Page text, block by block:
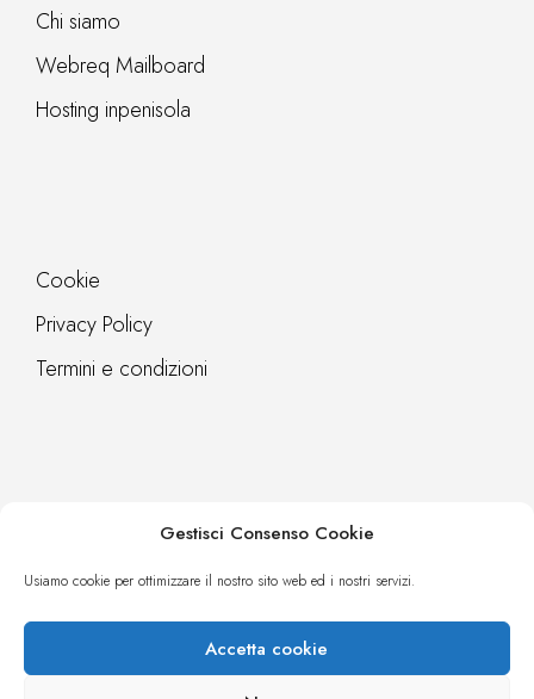
Gestisci Consenso Cookie
Usiamo cookie per ottimizzare il nostro sito web ed i nostri servizi.
Accetta cookie
Chi siamo
Webreq Mailboard
Hosting inpenisola
Cookie
Privacy Policy
Termini e condizioni
Webreq